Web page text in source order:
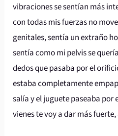
vibraciones se sentían más
con todas mis fuerzas no
genitales, sentía un extraño
sentía como mi pelvis se
dedos que pasaba por el
estaba completamente
salía y el juguete paseaba por
vienes te voy a dar más